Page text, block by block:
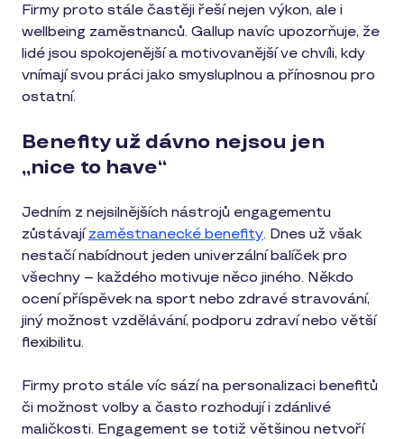
Firmy proto stále častěji řeší nejen výkon, ale i
wellbeing zaměstnanců. Gallup navíc upozorňuje, že
lidé jsou spokojenější a motivovanější ve chvíli, kdy
vnímají svou práci jako smysluplnou a přínosnou pro
ostatní.
Benefity už dávno nejsou jen
„nice to have“
Jedním z nejsilnějších nástrojů engagementu
zůstávajízaměstnanecké benefity. Dnes už však
nestačí nabídnout jeden univerzální balíček pro
všechny – každého motivuje něco jiného. Někdo
ocení příspěvek na sport nebo zdravé stravování,
jiný možnost vzdělávání, podporu zdraví nebo větší
flexibilitu.
Firmy proto stále víc sází na personalizaci benefitů
či možnost volby a často rozhodují i zdánlivé
maličkosti. Engagement se totiž většinou netvoří